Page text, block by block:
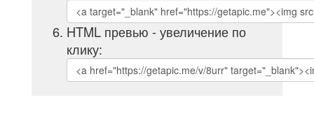
HTML превью - увеличение по
клику: